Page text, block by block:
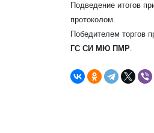
Подведение итогов
протоколом.
Победителем торгов
ГС СИ МЮ ПМР.